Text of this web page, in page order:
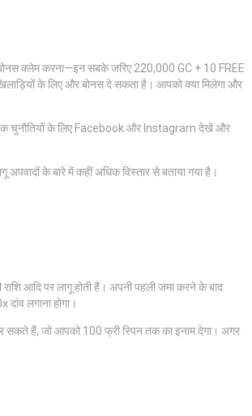
क्लेम करना—इन सबके जरिए 220,000 GC + 10 FREE
के लिए और बोनस दे सकता है। आपको क्या मिलेगा और
चुनौतियों के लिए Facebook और Instagram देखें और
के बारे में कहीं अधिक विस्तार से बताया गया है।
आदि पर लागू होती हैं। अपनी पहली जमा करने के बाद
लगाना होगा।
हैं, जो आपको 100 फ्री स्पिन तक का इनाम देगा। अगर